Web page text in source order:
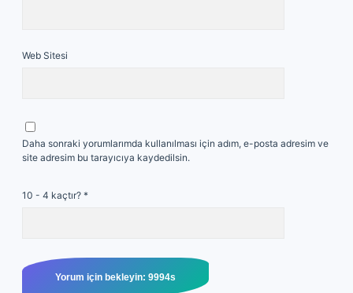
Web Sitesi
Daha sonraki yorumlarımda kullanılması için adım, e-posta adresim ve
site adresim bu tarayıcıya kaydedilsin.
10 - 4 kaçtır? *